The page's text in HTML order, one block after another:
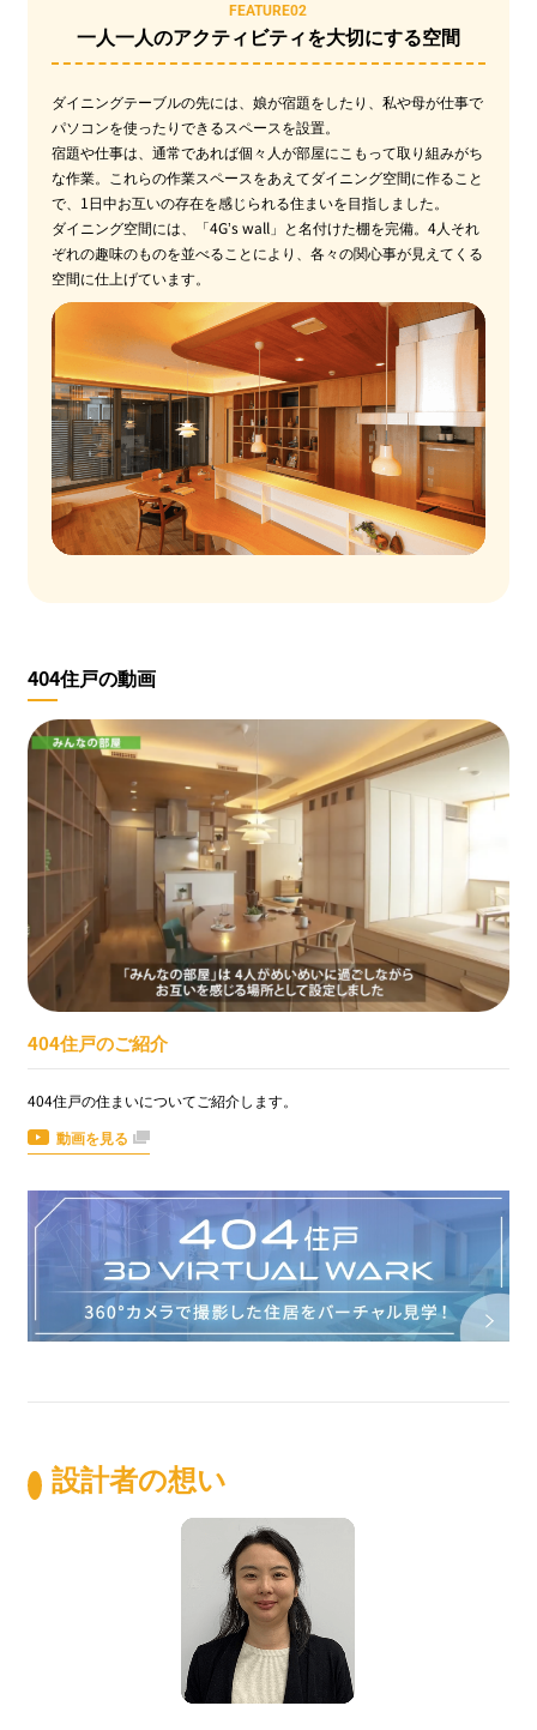
FEATURE02
一人一人のアクティビティを大切にする空間
ダイニングテーブルの先には、娘が宿題をしたり、私や母が仕事で
パソコンを使ったりできるスペースを設置。
宿題や仕事は、通常であれば個々人が部屋にこもって取り組みがち
な作業。これらの作業スペースをあえてダイニング空間に作ること
で、1日中お互いの存在を感じられる住まいを目指しました。
ダイニング空間には、「4G’s wall」と名付けた棚を完備。4人それ
ぞれの趣味のものを並べることにより、各々の関心事が見えてくる
空間に仕上げています。
404住戸の動画
404住戸のご紹介
404住戸の住まいについてご紹介します。
動画を見る
設計者の想い